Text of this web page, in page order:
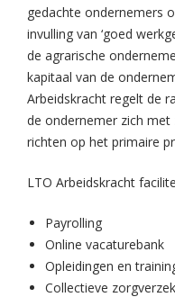
gedachte ondernemers
invulling van ‘goed
de agrarische
kapitaal van de
Arbeidskracht regelt de
de ondernemer zich
richten op het primaire
LTO Arbeidskracht
Payrolling
Online vacaturebank
Opleidingen en
Collectieve